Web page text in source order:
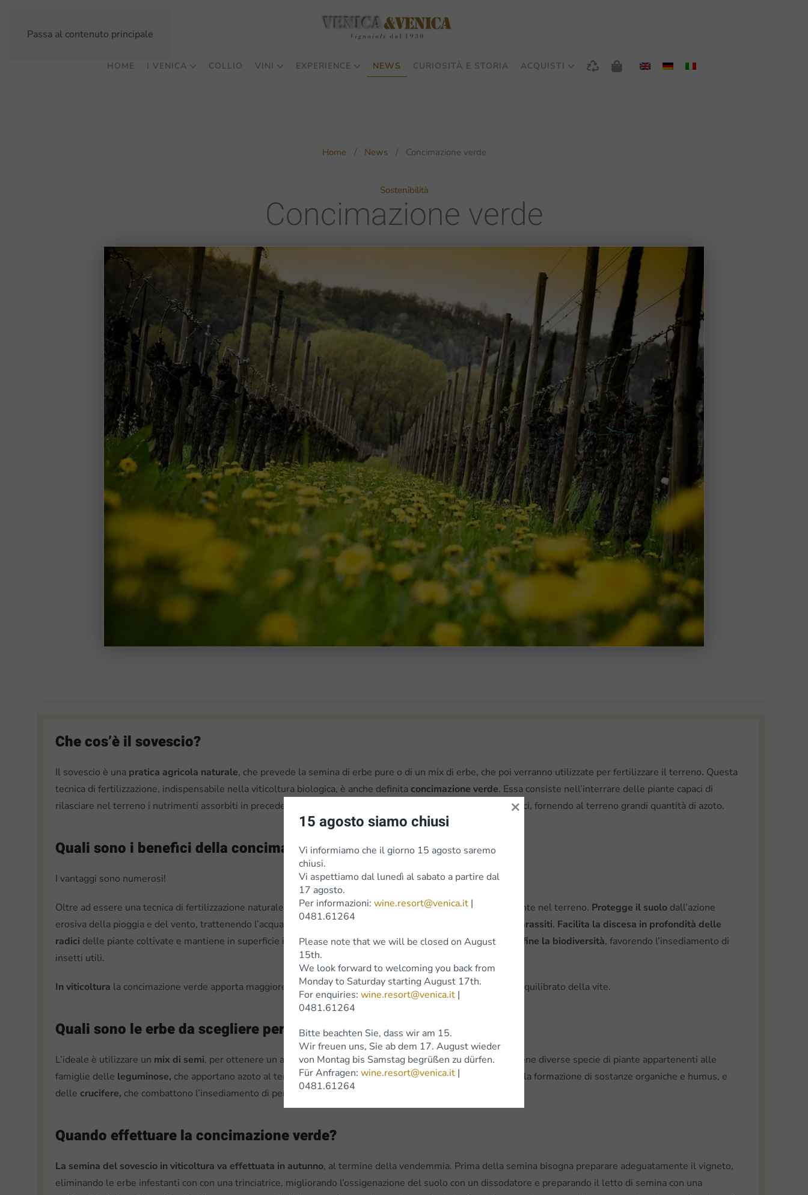
Passa al contenuto principale
HOME I VENICA COLLIO VINI EXPERIENCE NEWS CURIOSITÀ E STORIA ACQUISTI
Home News Concimazione verde
Sostenibilità
Concimazione verde
Che cos’è il sovescio?
Il sovescio è una pratica agricola naturale, che prevede la semina di erbe pure o di un mix di erbe, che poi verranno utilizzate per fertilizzare il terreno. Questa
tecnica di fertilizzazione, indispensabile nella viticoltura biologica, è anche definita concimazione verde. Essa consiste nell’interrare delle piante capaci di
rilasciare nel terreno i nutrimenti assorbiti in precedenza. Il sovescio sostituisce l’utilizzo di fertilizzanti chimici, fornendo al terreno grandi quantità di azoto.
Quali sono i benefici della concimazione verde?
I vantaggi sono numerosi!
Oltre ad essere una tecnica di fertilizzazione naturale, essaaumenta la quantità di sostanza organica presente nel terreno. Protegge il suolo dall’azione
erosiva della pioggia e del vento, trattenendo l’acqua. Contribuisce al
controllo delle erbe infestanti e dei parassiti. Facilita la discesa in profondità delle
radici delle piante coltivate e mantiene in superficie i micro elementi quali ferro, manganese ecc.Agevola infine la biodiversità, favorendo l’insediamento di
insetti utili.
In viticoltura la concimazione verde apporta maggiore sostanza organica al terreno, favorendo uno sviluppo equilibrato della vite.
Quali sono le erbe da scegliere per il sovescio in viticoltura?
L’ideale è utilizzare un mix di semi, per ottenere un apporto di nutrienti equilibrato. La miscela di semi contiene diverse specie di piante appartenenti alle
famiglie delle leguminose, che apportano azoto al terreno, dellegraminacee,ricche di fibra, che favoriscono la formazione di sostanze organiche e humus, e
delle crucifere, che combattono l’insediamento di pericolosi parassiti del terreno.
Quando effettuare la concimazione verde?
La semina del sovescio in viticoltura va effettuata in autunno, al termine della vendemmia. Prima della semina bisogna preparare adeguatamente il vigneto,
eliminando le erbe infestanti con con una trinciatrice, migliorando l’ossigenazione del suolo con un dissodatore e preparando il letto di semina con una
15 agosto siamo chiusi
Vi informiamo che il giorno 15 agosto saremo
chiusi.
Vi aspettiamo dal lunedì al sabato a partire dal
17 agosto.
Per informazioni: wine.resort@venica.it |
0481.61264
Please note that we will be closed on August
15th.
We look forward to welcoming you back from
Monday to Saturday starting August 17th.
For enquiries: wine.resort@venica.it |
0481.61264
Bitte beachten Sie, dass wir am 15.
Wir freuen uns, Sie ab dem 17. August wieder
von Montag bis Samstag begrüßen zu dürfen.
Für Anfragen: wine.resort@venica.it |
0481.61264
×